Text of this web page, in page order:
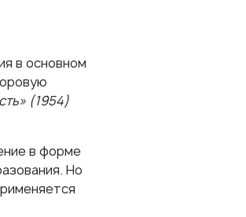
в основном
(1954)
в форме
Но